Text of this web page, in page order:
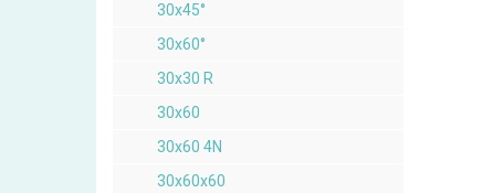
30x45°
30x60°
30x30 R
30x60
30x60 4N
30x60x60